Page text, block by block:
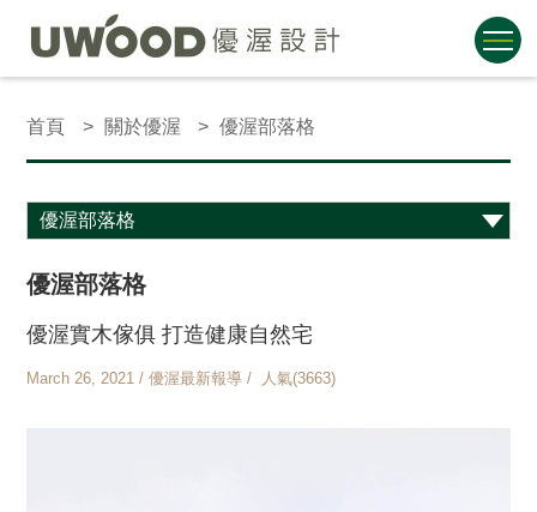
首頁 關於優渥 優渥部落格
優渥部落格
優渥實木傢俱 打造健康自然宅
March 26, 2021 / 優渥最新報導 / 人氣(3663)